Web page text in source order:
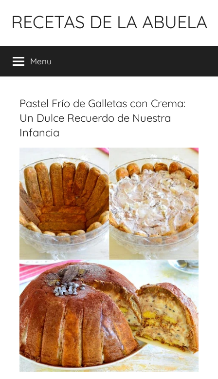
para
conteúdo
RECETAS DE LA ABUELA
Menu
Pastel Frío de Galletas con Crema:
Un Dulce Recuerdo de Nuestra
Infancia